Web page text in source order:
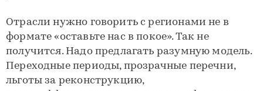
Отрасли нужно говорить с регионами не в
формате «оставьте нас в покое». Так не
получится. Надо предлагать разумную модель.
Переходные периоды, прозрачные перечни,
льготы за реконструкцию,